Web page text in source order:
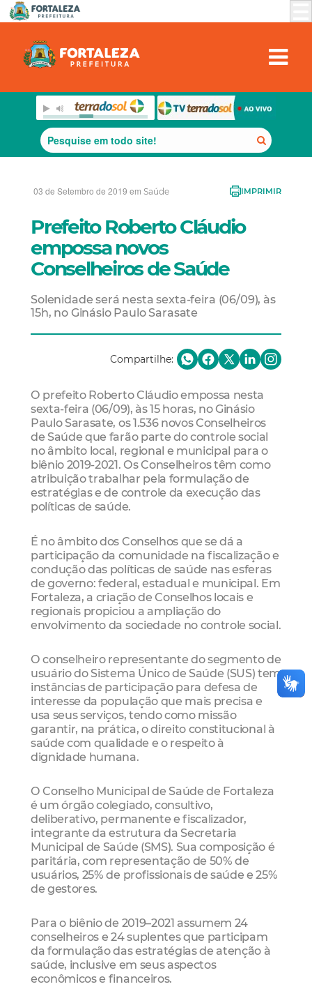
03 de Setembro de 2019 em Saúde IMPRIMIR
Prefeito Roberto Cláudio
empossa novos
Conselheiros de Saúde
Solenidade será nesta sexta-feira (06/09), às
15h, no Ginásio Paulo Sarasate
Compartilhe:
O prefeito Roberto Cláudio empossa nesta
sexta-feira (06/09), às 15 horas, no Ginásio
Paulo Sarasate, os 1.536 novos Conselheiros
de Saúde que farão parte do controle social
no âmbito local, regional e municipal para o
biênio 2019-2021. Os Conselheiros têm como
atribuição trabalhar pela formulação de
estratégias e de controle da execução das
políticas de saúde.
É no âmbito dos Conselhos que se dá a
participação da comunidade na fiscalização e
condução das políticas de saúde nas esferas
de governo: federal, estadual e municipal. Em
Fortaleza, a criação de Conselhos locais e
regionais propiciou a ampliação do
envolvimento da sociedade no controle social.
O conselheiro representante do segmento de
usuário do Sistema Único de Saúde (SUS) tem
instâncias de participação para defesa de
interesse da população que mais precisa e
usa seus serviços, tendo como missão
garantir, na prática, o direito constitucional à
saúde com qualidade e o respeito à
dignidade humana.
O Conselho Municipal de Saúde de Fortaleza
é um órgão colegiado, consultivo,
deliberativo, permanente e fiscalizador,
integrante da estrutura da Secretaria
Municipal de Saúde (SMS). Sua composição é
paritária, com representação de 50% de
usuários, 25% de profissionais de saúde e 25%
de gestores.
Para o biênio de 2019–2021 assumem 24
conselheiros e 24 suplentes que participam
da formulação das estratégias de atenção à
saúde, inclusive em seus aspectos
econômicos e financeiros.